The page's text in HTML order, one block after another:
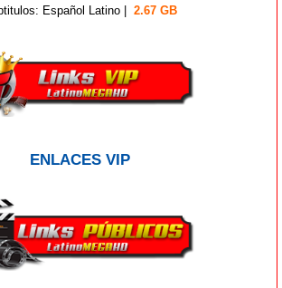
Español Latino |
2.67 GB
ENLACES VIP